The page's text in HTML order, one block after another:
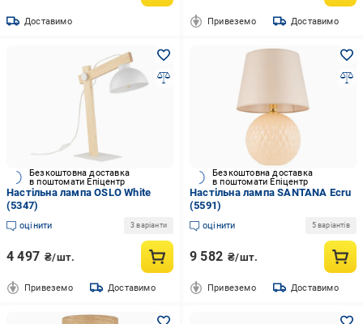
Доставимо Привеземо Доставимо
Безкоштовна доставка
в поштомати Епіцентр
Настільна лампа OSLO White
(5347)
оцінити 3 варіанти
4 497 ₴/шт.
Привеземо Доставимо
Безкоштовна доставка
в поштомати Епіцентр
Настільна лампа SANTANA Ecru
(5591)
оцінити 5 варіантів
9 582 ₴/шт.
Привеземо Доставимо